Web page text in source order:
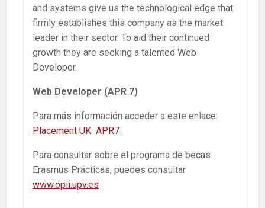
and systems give us the technological edge that
firmly establishes this company as the market
leader in their sector. To aid their continued
growth they are seeking a talented Web
Developer.
Web Developer (APR 7)
Para más información acceder a este enlace:
Placement UK APR7
Para consultar sobre el programa de becas
Erasmus Prácticas, puedes consultar
www.opii.upv.es